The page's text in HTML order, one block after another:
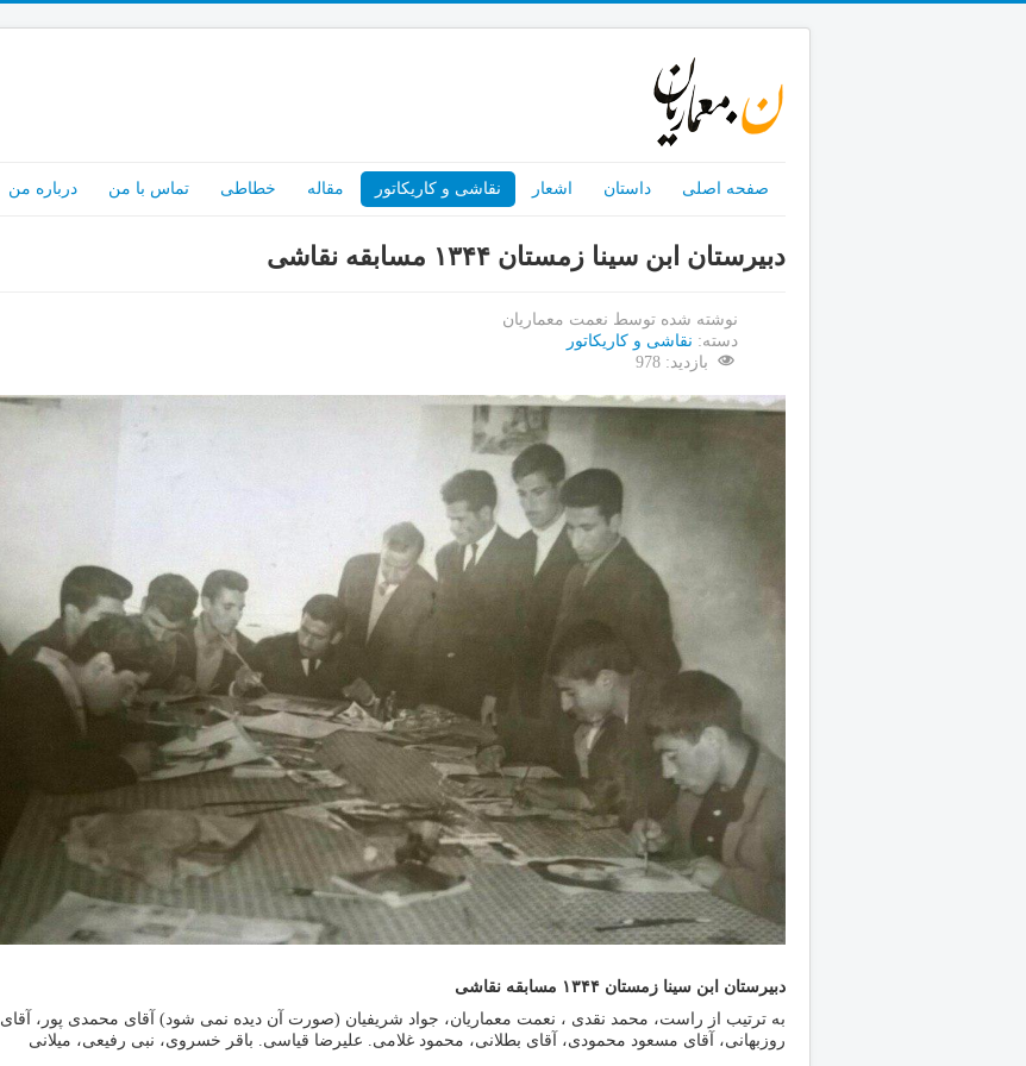
صفحه اصلی داستان اشعار نقاشی و کاریکاتور مقاله خطاطی تماس با من درباره من
دبیرستان ابن سینا زمستان ۱۳۴۴ مسابقه نقاشی
نوشته شده توسط نعمت معماریان
دسته: نقاشی و کاریکاتور
بازدید: 978
دبیرستان ابن سینا زمستان ۱۳۴۴ مسابقه نقاشی
به ترتیب از راست، محمد نقدی ، نعمت معماریان، جواد شریفیان (صورت آن دیده نمی شود) آقای محمدی پور، آقای
روزبهانی، آقای مسعود محمودی، آقای بطلانی، محمود غلامی. علیرضا قیاسی. باقر خسروی، نبی رفیعی، میلانی